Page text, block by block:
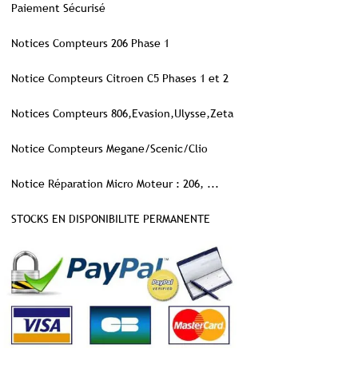
Paiement Sécurisé
Notices Compteurs 206 Phase 1
Notice Compteurs Citroen C5 Phases 1 et 2
Notices Compteurs 806,Evasion,Ulysse,Zeta
Notice Compteurs Megane/Scenic/Clio
Notice Réparation Micro Moteur : 206, ...
STOCKS EN DISPONIBILITE PERMANENTE